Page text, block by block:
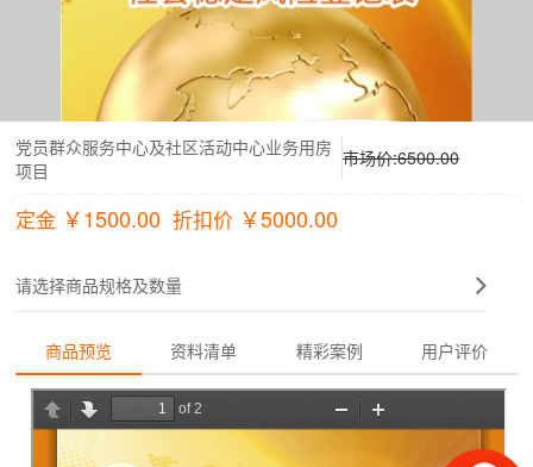
党员群众服务中心及社区活动中心业务用房
项目
市场价:6500.00
定金 ￥1500.00 折扣价 ￥5000.00
请选择商品规格及数量
商品预览 资料清单 精彩案例 用户评价